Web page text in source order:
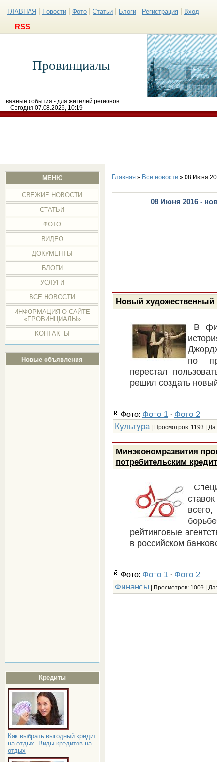
ГЛАВНАЯ Новости Фото Статьи Блоги Регистрация Вход
RSS
Провинциалы
важные события - для жителей регионов
Сегодня 07.08.2026, 10:19
МЕНЮ
СВЕЖИЕ НОВОСТИ
СТАТЬИ
ФОТО
ВИДЕО
ДОКУМЕНТЫ
БЛОГИ
УСЛУГИ
ВСЕ НОВОСТИ
ИНФОРМАЦИЯ О САЙТЕ
«ПРОВИНЦИАЛЫ»
КОНТАКТЫ
Новые объявления
Кредиты
Как выбрать выгодный кредит
на отдых. Виды кредитов на
отдых
Главная» Все новости» 08 Июня
08 Июня 2016 -
Новый
В
по
перестал
решил создать
Фото: Фото 1· Фото 2
Культура| Просмотров: 1193 |
Минэкономразвития
потребительским
рейтинговые
в российском
Фото: Фото 1· Фото 2
Финансы | Просмотров: 1009 |